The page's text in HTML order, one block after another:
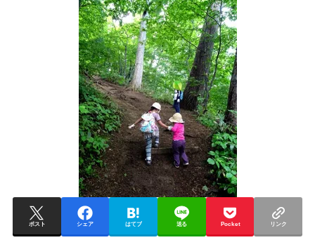
ポスト シェア はてブ 送る Pocket リンク